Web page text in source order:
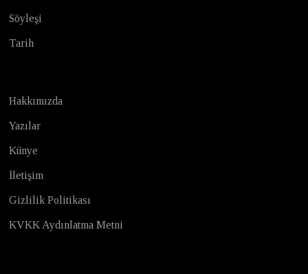
Söyleşi
Tarih
Hakkımızda
Yazılar
Künye
İletişim
Gizlilik Politikası
KVKK Aydınlatma Metni